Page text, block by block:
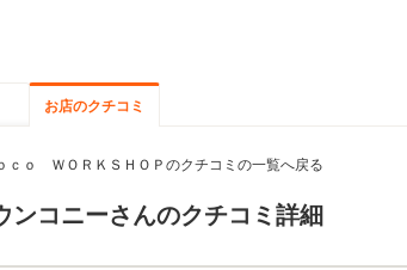
お店のクチコミ
ｃｏ ＷＯＲＫＳＨＯＰのクチコミの一覧へ戻る
ンコニーさんのクチコミ詳細